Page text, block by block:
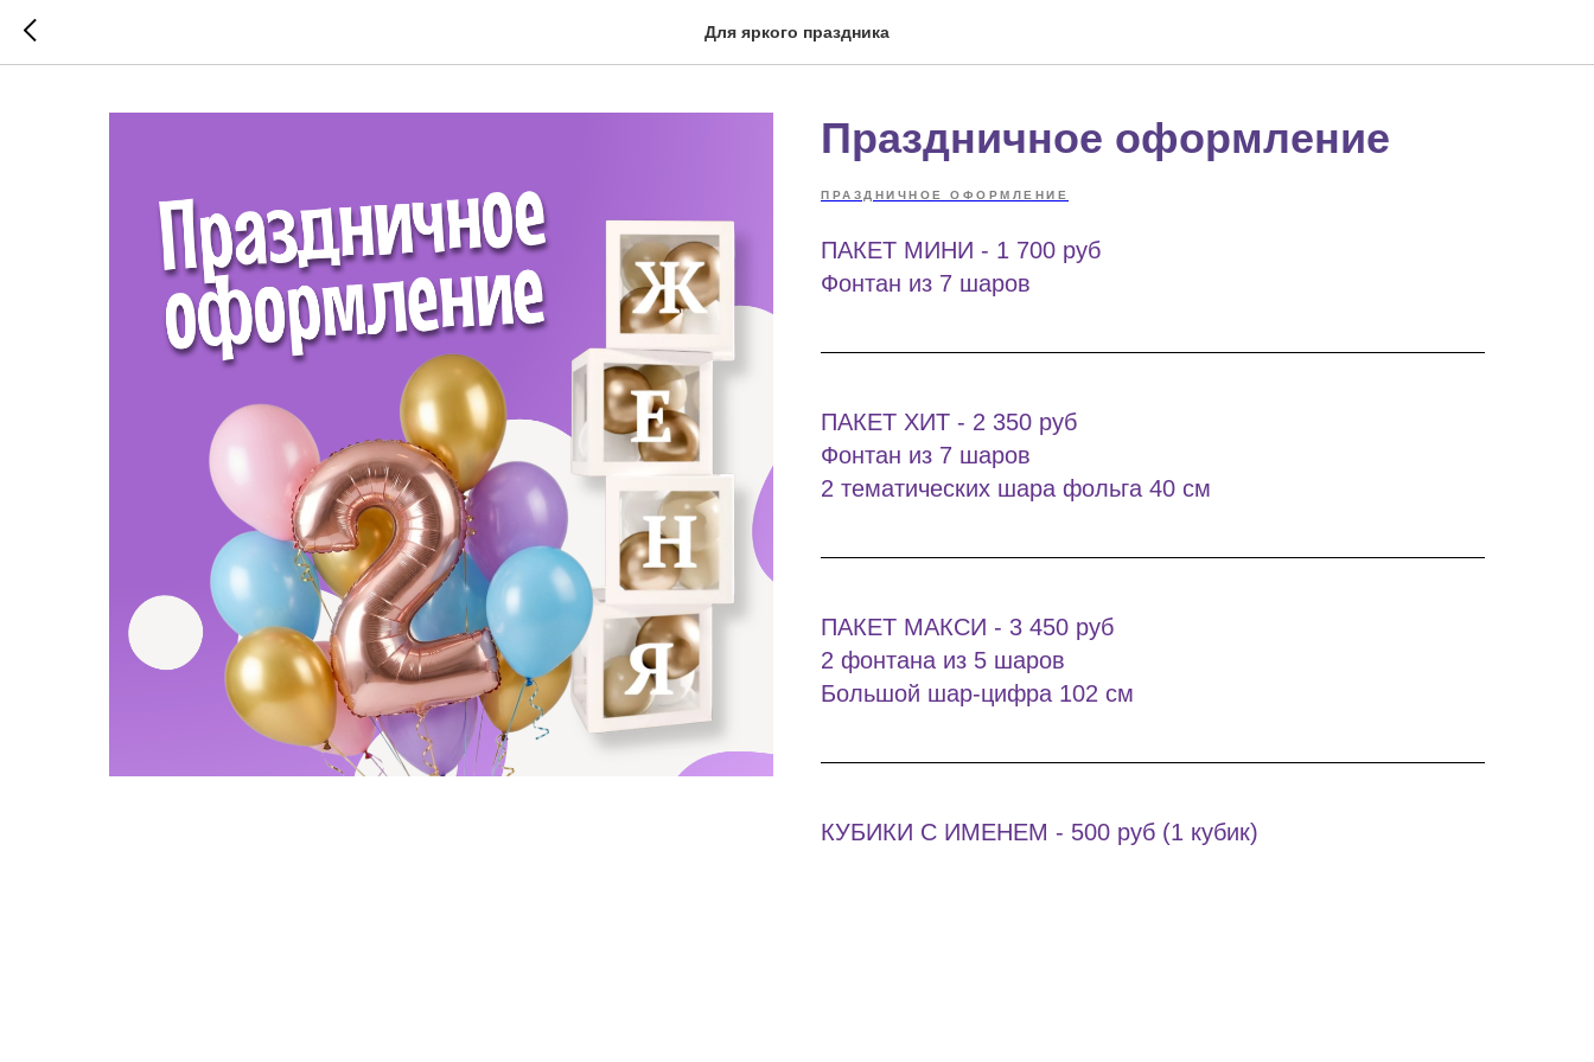
Для яркого праздника
Праздничное оформление
ПРАЗДНИЧНОЕ ОФОРМЛЕНИЕ
ПАКЕТ МИНИ - 1 700 руб
Фонтан из 7 шаров
ПАКЕТ ХИТ - 2 350 руб
Фонтан из 7 шаров
2 тематических шара фольга 40 см
ПАКЕТ МАКСИ - 3 450 руб
2 фонтана из 5 шаров
Большой шар-цифра 102 см
КУБИКИ С ИМЕНЕМ - 500 руб (1 кубик)